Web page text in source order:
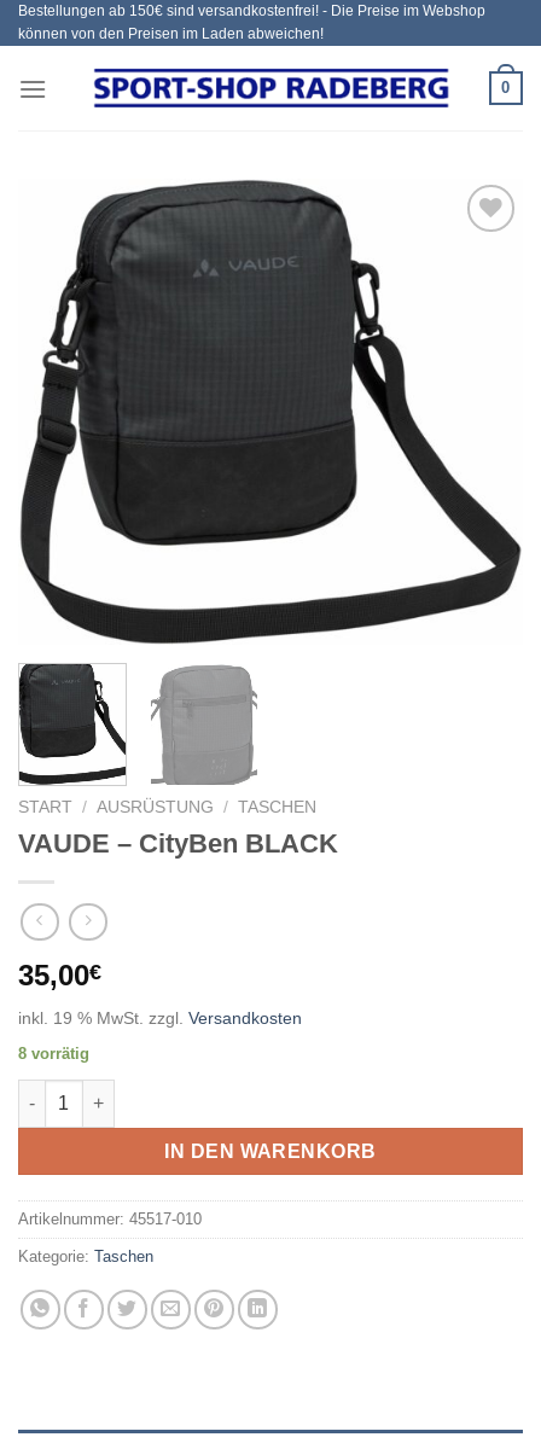
Zum
Inhalt
Bestellungen ab 150€ sind versandkostenfrei! - Die Preise im Webshop
können von den Preisen im Laden abweichen!
0
START / AUSRÜSTUNG / TASCHEN
VAUDE – CityBen BLACK
35,00€
inkl. 19 % MwSt. zzgl. Versandkosten
8 vorrätig
VAUDE - CityBen BLACK Menge
IN DEN WARENKORB
Artikelnummer: 45517-010
Kategorie: Taschen